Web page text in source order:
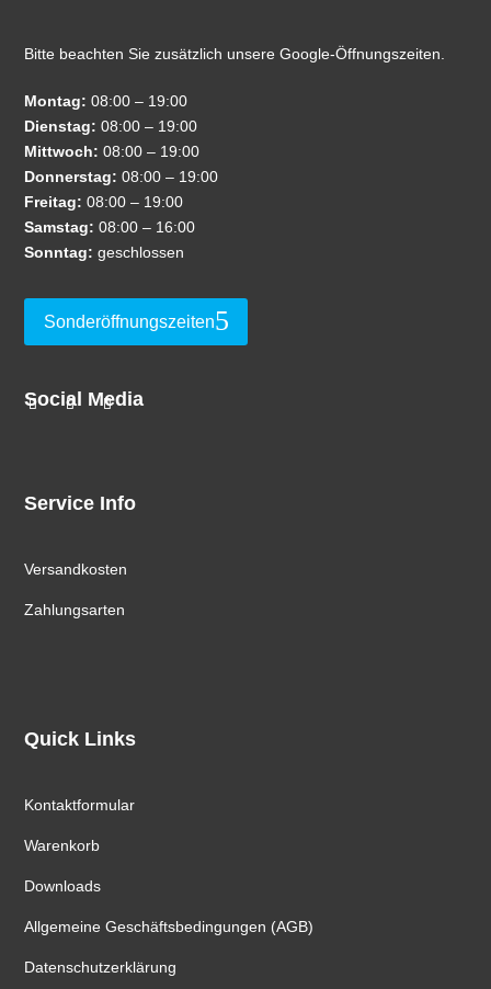
Bitte beachten Sie zusätzlich unsere Google-Öffnungszeiten.
Montag: 08:00 – 19:00
Dienstag: 08:00 – 19:00
Mittwoch: 08:00 – 19:00
Donnerstag: 08:00 – 19:00
Freitag: 08:00 – 19:00
Samstag: 08:00 – 16:00
Sonntag: geschlossen
Sonderöffnungszeiten
Social Media
Service Info
Versandkosten
Zahlungsarten
Quick Links
Kontaktformular
Warenkorb
Downloads
Allgemeine Geschäftsbedingungen (AGB)
Datenschutzerklärung